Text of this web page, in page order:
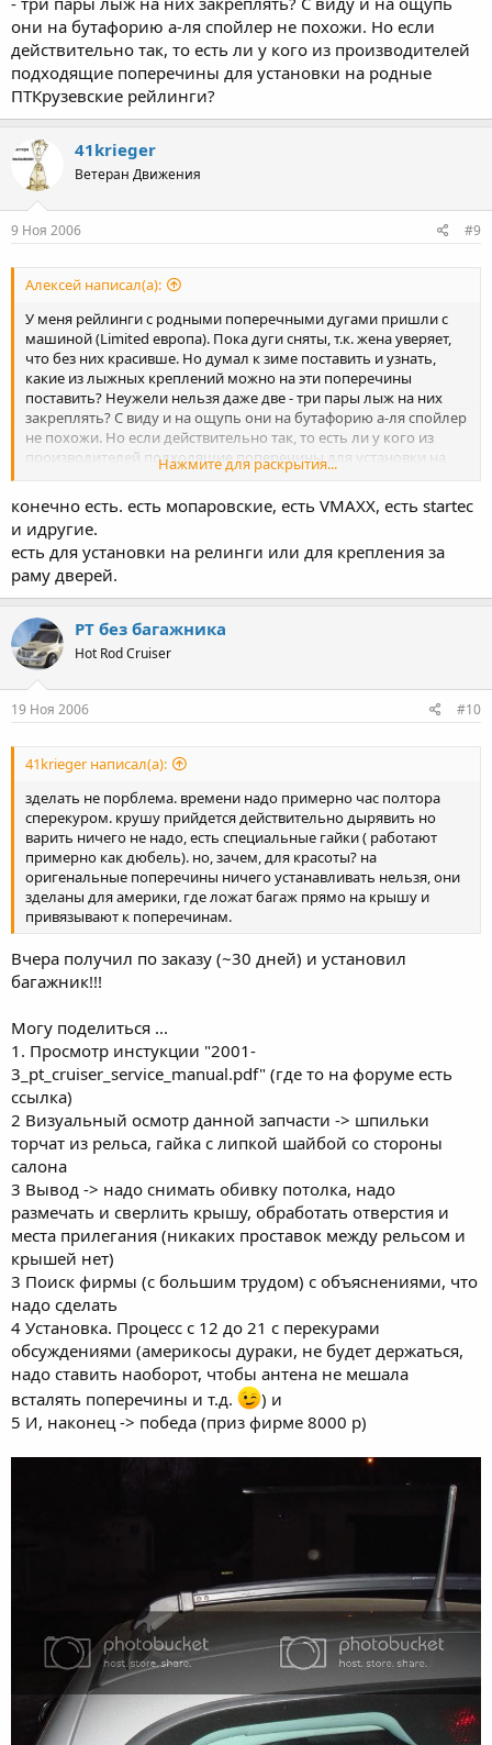
они на бутафорию а-ля спойлер не похожи. Но если
действительно так, то есть ли у кого из производителей
подходящие поперечины для установки на родные
ПТКрузевские рейлинги?
41krieger
Ветеран Движения
9 Ноя 2006 #9
Алексей написал(а):
У меня рейлинги с родными поперечными дугами пришли с
машиной (Limited европа). Пока дуги сняты, т.к. жена уверяет,
что без них красивше. Но думал к зиме поставить и узнать,
какие из лыжных креплений можно на эти поперечины
поставить? Неужели нельзя даже две - три пары лыж на них
закреплять? С виду и на ощупь они на бутафорию а-ля спойлер
не похожи. Но если действительно так, то есть ли у кого из
производителей подходящие поперечины для установки на
родные ПТКрузевские рейлинги?
Нажмите для раскрытия...
конечно есть. есть мопаровские, есть VMAXX, есть startec
и идругие.
есть для установки на релинги или для крепления за
раму дверей.
PT без багажника
Hot Rod Cruiser
19 Ноя 2006 #10
41krieger написал(а):
зделать не порблема. времени надо примерно час полтора
сперекуром. крушу прийдется действительно дырявить но
варить ничего не надо, есть специальные гайки ( работают
примерно как дюбель). но, зачем, для красоты? на
оригенальные поперечины ничего устанавливать нельзя, они
зделаны для америки, где ложат багаж прямо на крышу и
привязывают к поперечинам.
Вчера получил по заказу (~30 дней) и установил
багажник!!!
Могу поделиться ...
1. Просмотр инстукции "2001-
3_pt_cruiser_service_manual.pdf" (где то на форуме есть
ссылка)
2 Визуальный осмотр данной запчасти -> шпильки
торчат из рельса, гайка с липкой шайбой со стороны
салона
3 Вывод -> надо снимать обивку потолка, надо
размечать и сверлить крышу, обработать отверстия и
места прилегания (никаких проставок между рельсом и
крышей нет)
3 Поиск фирмы (с большим трудом) с объяснениями, что
надо сделать
4 Установка. Процесс с 12 до 21 с перекурами
обсуждениями (америкосы дураки, не будет держаться,
надо ставить наоборот, чтобы антена не мешала
всталять поперечины и т.д.
) и
5 И, наконец -> победа (приз фирме 8000 р)